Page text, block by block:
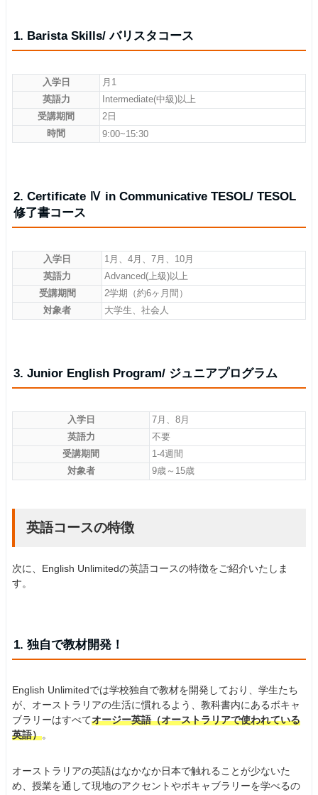
1. Barista Skills/ バリスタコース
入学日
月1
英語力
Intermediate(中級)以上
受講期間
2日
時間
9:00~15:30
2. Certificate Ⅳ in Communicative TESOL/ TESOL
修了書コース
入学日
1月、4月、7月、10月
英語力
Advanced(上級)以上
受講期間
2学期（約6ヶ月間）
対象者
大学生、社会人
3. Junior English Program/ ジュニアプログラム
入学日
7月、8月
英語力
不要
受講期間
1-4週間
対象者
9歳～15歳
英語コースの特徴
次に、English Unlimitedの英語コースの特徴をご紹介いたしま
す。
1. 独自で教材開発！
English Unlimitedでは学校独自で教材を開発しており、学生たち
が、オーストラリアの生活に慣れるよう、教科書内にあるボキャ
ブラリーはすべてオージー英語（オーストラリアで使われている
英語）。
オーストラリアの英語はなかなか日本で触れることが少ないた
め、授業を通して現地のアクセントやボキャブラリーを学べるの